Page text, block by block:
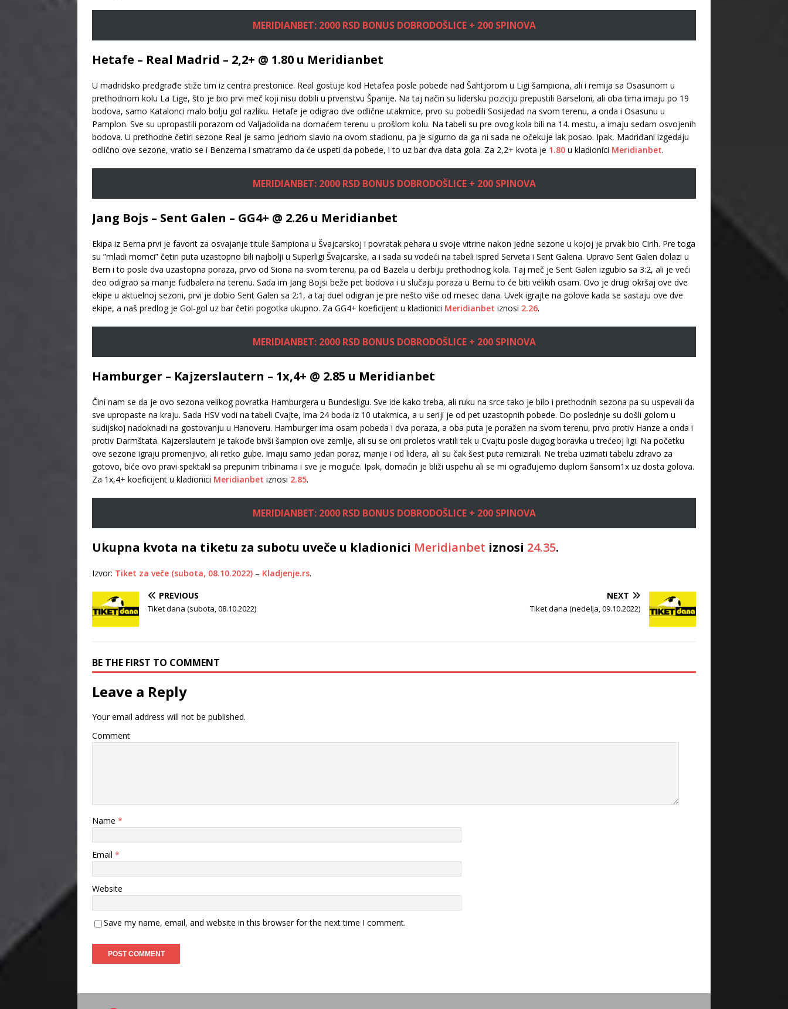
MERIDIANBET: 2000 RSD BONUS DOBRODOŠLICE + 200 SPINOVA
Hetafe – Real Madrid – 2,2+ @ 1.80 u Meridianbet
U madridsko predgrađe stiže tim iz centra prestonice. Real gostuje kod Hetafea posle pobede nad Šahtjorom u Ligi šampiona, ali i remija sa Osasunom u
prethodnom kolu La Lige, što je bio prvi meč koji nisu dobili u prvenstvu Španije. Na taj način su lidersku poziciju prepustili Barseloni, ali oba tima imaju po 19
bodova, samo Katalonci malo bolju gol razliku. Hetafe je odigrao dve odlične utakmice, prvo su pobedili Sosijedad na svom terenu, a onda i Osasunu u
Pamplon. Sve su upropastili porazom od Valjadolida na domaćem terenu u prošlom kolu. Na tabeli su pre ovog kola bili na 14. mestu, a imaju sedam osvojenih
bodova. U prethodne četiri sezone Real je samo jednom slavio na ovom stadionu, pa je sigurno da ga ni sada ne očekuje lak posao. Ipak, Madriđani izgedaju
odlično ove sezone, vratio se i Benzema i smatramo da će uspeti da pobede, i to uz bar dva data gola. Za 2,2+ kvota je 1.80 u kladionici Meridianbet.
MERIDIANBET: 2000 RSD BONUS DOBRODOŠLICE + 200 SPINOVA
Jang Bojs – Sent Galen – GG4+ @ 2.26 u Meridianbet
Ekipa iz Berna prvi je favorit za osvajanje titule šampiona u Švajcarskoj i povratak pehara u svoje vitrine nakon jedne sezone u kojoj je prvak bio Cirih. Pre toga
su ”mladi momci” četiri puta uzastopno bili najbolji u Superligi Švajcarske, a i sada su vodeći na tabeli ispred Serveta i Sent Galena. Upravo Sent Galen dolazi u
Bern i to posle dva uzastopna poraza, prvo od Siona na svom terenu, pa od Bazela u derbiju prethodnog kola. Taj meč je Sent Galen izgubio sa 3:2, ali je veći
deo odigrao sa manje fudbalera na terenu. Sada im Jang Bojsi beže pet bodova i u slučaju poraza u Bernu to će biti velikih osam. Ovo je drugi okršaj ove dve
ekipe u aktuelnoj sezoni, prvi je dobio Sent Galen sa 2:1, a taj duel odigran je pre nešto više od mesec dana. Uvek igrajte na golove kada se sastaju ove dve
ekipe, a naš predlog je Gol-gol uz bar četiri pogotka ukupno. Za GG4+ koeficijent u kladionici Meridianbet iznosi 2.26.
MERIDIANBET: 2000 RSD BONUS DOBRODOŠLICE + 200 SPINOVA
Hamburger – Kajzerslautern – 1x,4+ @ 2.85 u Meridianbet
Čini nam se da je ovo sezona velikog povratka Hamburgera u Bundesligu. Sve ide kako treba, ali ruku na srce tako je bilo i prethodnih sezona pa su uspevali da
sve upropaste na kraju. Sada HSV vodi na tabeli Cvajte, ima 24 boda iz 10 utakmica, a u seriji je od pet uzastopnih pobede. Do poslednje su došli golom u
sudijskoj nadoknadi na gostovanju u Hanoveru. Hamburger ima osam pobeda i dva poraza, a oba puta je poražen na svom terenu, prvo protiv Hanze a onda i
protiv Darmštata. Kajzerslautern je takođe bivši šampion ove zemlje, ali su se oni proletos vratili tek u Cvajtu posle dugog boravka u trećeoj ligi. Na početku
ove sezone igraju promenjivo, ali retko gube. Imaju samo jedan poraz, manje i od lidera, ali su čak šest puta remizirali. Ne treba uzimati tabelu zdravo za
gotovo, biće ovo pravi spektakl sa prepunim tribinama i sve je moguće. Ipak, domaćin je bliži uspehu ali se mi ograđujemo duplom šansom1x uz dosta golova.
Za 1x,4+ koeficijent u kladionici Meridianbet iznosi 2.85.
MERIDIANBET: 2000 RSD BONUS DOBRODOŠLICE + 200 SPINOVA
Ukupna kvota na tiketu za subotu uveče u kladionici Meridianbet iznosi 24.35.
Izvor: Tiket za veče (subota, 08.10.2022) – Kladjenje.rs.
PREVIOUS
Tiket dana (subota, 08.10.2022)
NEXT
Tiket dana (nedelja, 09.10.2022)
BE THE FIRST TO COMMENT
Leave a Reply
Your email address will not be published.
Comment
Name *
Email *
Website
Save my name, email, and website in this browser for the next time I comment.